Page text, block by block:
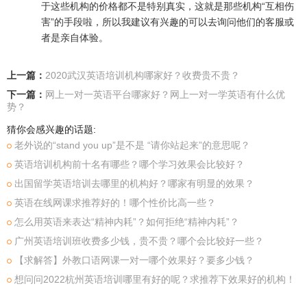
于这些机构的价格都不是特别真实，这就是那些机构“互相伤
害”的手段啦，所以我建议有兴趣的可以去询问他们的客服或
者是亲自体验。
上一篇： 2020武汉英语培训机构哪家好？收费贵不贵？
下一篇： 网上一对一英语平台哪家好？网上一对一学英语有什么优
势？
猜你会感兴趣的话题:
老外说的“stand you up”是不是 “请你站起来”的意思呢？
英语培训机构前十名有哪些？哪个学习效果会比较好？
出国留学英语培训去哪里的机构好？哪家有明显的效果？
英语在线网课求推荐好的！哪个性价比高一些？
怎么用英语来表达“精神内耗”？如何拒绝“精神内耗”？
广州英语培训班收费多少钱，贵不贵？哪个会比较好一些？
【求解答】外教口语网课一对一哪个效果好？要多少钱？
想问问2022杭州英语培训哪里有好的呢？求推荐下效果好的机构！